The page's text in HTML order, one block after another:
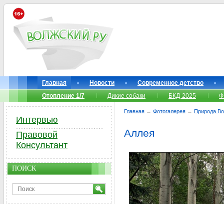
Главная Новости
Современное детство
Отопление 1/7
Дикие собаки БКД-2025
Главная → Фотогалерея → Природа
Аллея
Интервью
Правовой
Консультант
ПОИСК